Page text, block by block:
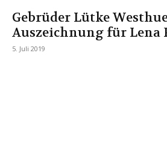
Gebrüder Lütke
Auszeichnung für Lena
5. Juli 2019